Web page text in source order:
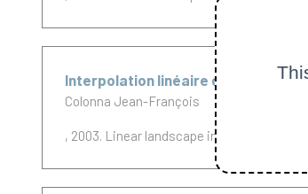
Interpolation linéaire de paysages
Colonna Jean-François
, 2003. Linear landscape interpolation